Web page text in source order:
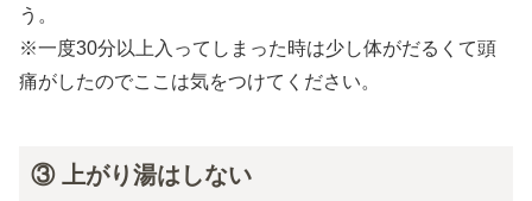
う。
※一度30分以上入ってしまった時は少し体がだるくて頭
痛がしたのでここは気をつけてください。
③ 上がり湯はしない